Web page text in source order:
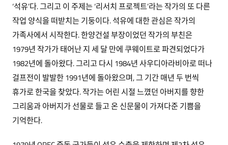
‘석유’다. 그리고 이 주제는 ‘리서치 프로젝트’라는 작가의 또 다른
작업 양식을 떠받치는 기둥이다. 석유에 대한 관심은 작가의
가족사에서 시작한다. 한양건설 부장이었던 작가의 부친은
1979년 작가가 태어난 지 세 달 만에 쿠웨이트로 파견되었다가
1982년에 돌아왔다. 그리고 다시 1984년 사우디아라비아로 떠나
걸프전이 발발한 1991년에 돌아왔으며, 그 기간 매년 두 번씩
휴가로 한국을 찾았다. 작가는 어린 시절 느꼈던 아버지를 향한
그리움과 아버지가 선물로 들고 온 신문물이 가져다준 기쁨을
기억한다.